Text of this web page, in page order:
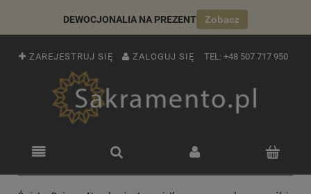
DEWOCJONALIA NA PREZENT Zobacz
ZAREJESTRUJ SIĘ ZALOGUJ SIĘ TEL: +48 507 717 950